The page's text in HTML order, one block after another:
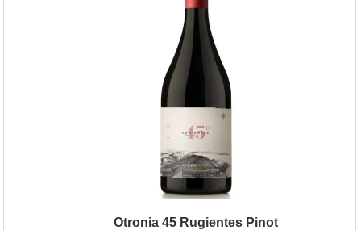
Otronia 45 Rugientes Pinot